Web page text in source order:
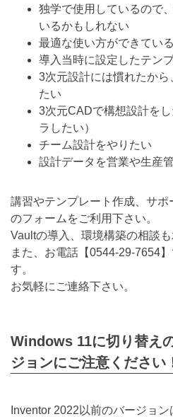
独学で使用しているので
いるかもしれない
最適な使い方ができてい
導入当時に設定したテン
3次元設計には慣れたから
たい
3次元CADで構想設計を
ラしたい）
チーム設計をやりたい
設計データを営業や生産
講習やテンプレート作成、サ
のフォームをご利用下さい。
Vaultの導入、環境構築の相談も
また、お電話【0544-29-7654
す。
お気軽にご連絡下さい。
Windows 11に切り替え
ジョンにご注意ください
Inventor 2022以前のバージョ